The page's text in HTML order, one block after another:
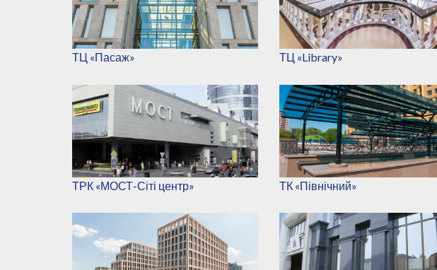
ТЦ «Пасаж» ТЦ «Library»
ТРК «МОСТ-Сіті центр» ТК «Північний»